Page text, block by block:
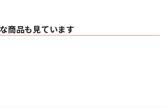
商品も見ています